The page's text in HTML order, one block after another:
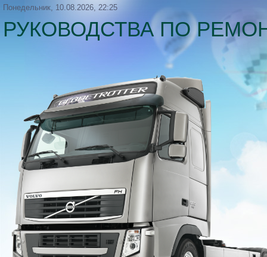
Понедельник, 10.08.2026, 22:25
РУКОВОДСТВА ПО